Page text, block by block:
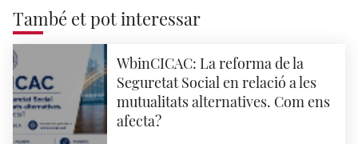
També et pot interessar
WbinCICAC: La reforma de la
Seguretat Social en relació a les
mutualitats alternatives. Com ens
afecta?